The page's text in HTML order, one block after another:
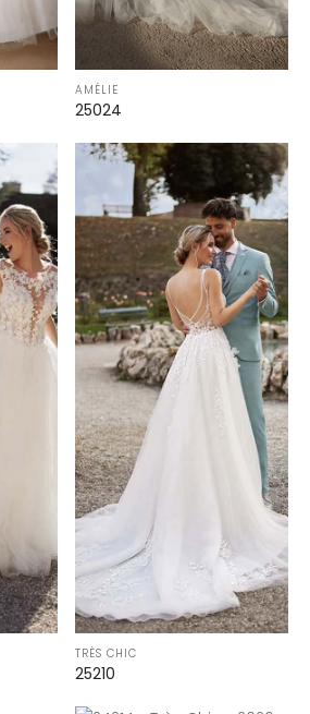
AMÉLIE
25024
TRÈS CHIC
25210